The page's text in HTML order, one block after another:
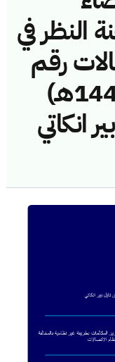
النظر في
رقم
(42749114/ق/1443هـ)
انكاتي